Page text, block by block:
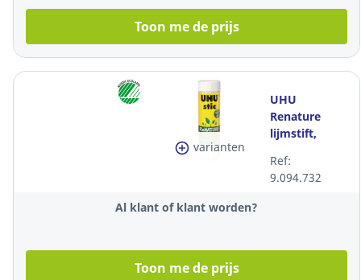
Toon me de prijs
varianten
UHU
Renature
lijmstift,
klevende
lijm, 40 gr
Ref:
9.094.732
Al klant of klant worden?
Toon me de prijs